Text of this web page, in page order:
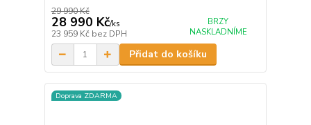
29 990 Kč
28 990 Kč/ks
23 959 Kč bez DPH
BRZY
NASKLADNÍME
Přidat do košíku
Doprava ZDARMA